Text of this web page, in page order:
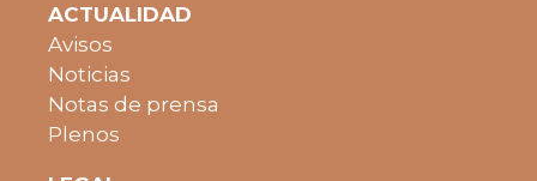
ACTUALIDAD
Avisos
Noticias
Notas de prensa
Plenos